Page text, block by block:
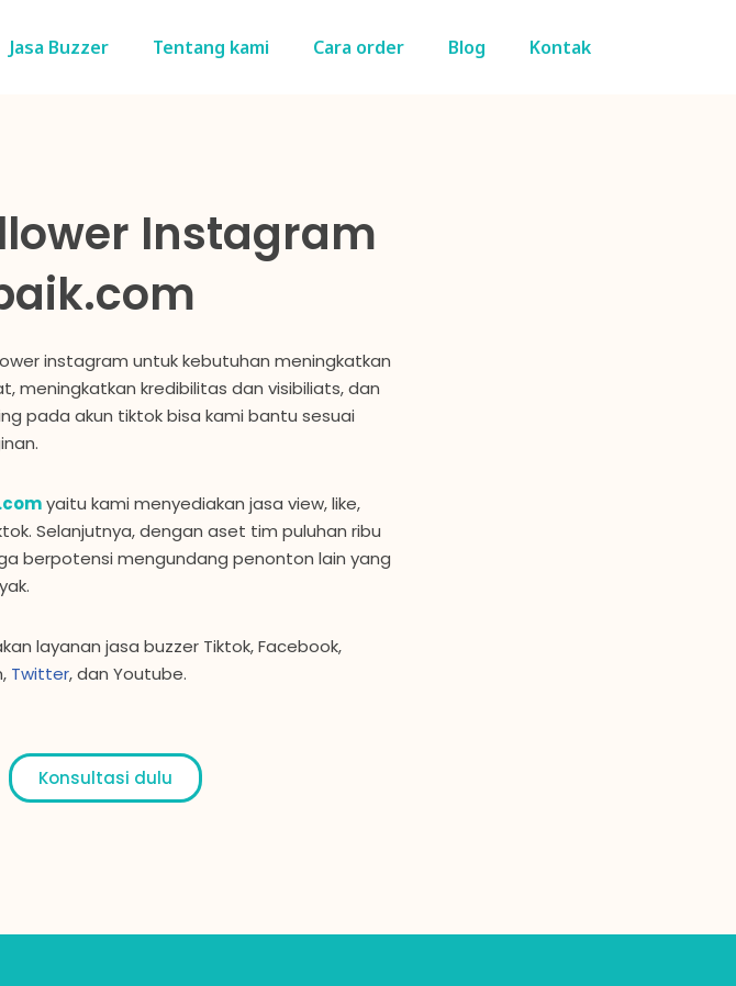
Jasa Buzzer Tentang kami Cara order Blog Kontak
Instagram
instagram untuk kebutuhan meningkatkan
meningkatkan kredibilitas dan visibiliats, dan
pada akun tiktok bisa kami bantu sesuai
yaitu kami menyediakan jasa view, like,
Selanjutnya, dengan aset tim puluhan ribu
berpotensi mengundang penonton lain yang
layanan jasa buzzer Tiktok, Facebook,
Twitter, dan Youtube.
Konsultasi dulu